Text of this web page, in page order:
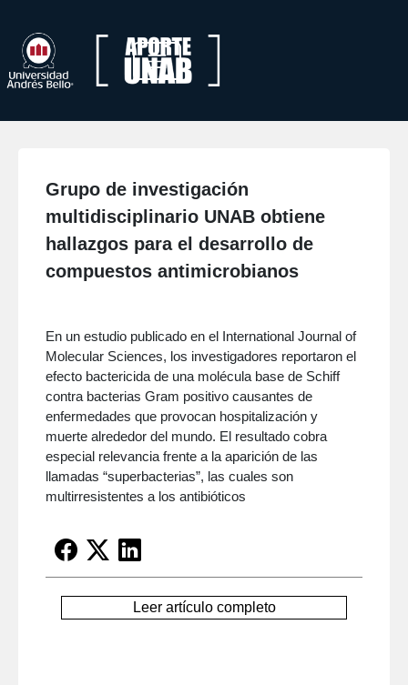
Grupo de investigación
multidisciplinario UNAB obtiene
hallazgos para el desarrollo de
compuestos antimicrobianos
En un estudio publicado en el International Journal of
Molecular Sciences, los investigadores reportaron el
efecto bactericida de una molécula base de Schiff
contra bacterias Gram positivo causantes de
enfermedades que provocan hospitalización y
muerte alrededor del mundo. El resultado cobra
especial relevancia frente a la aparición de las
llamadas “superbacterias”, las cuales son
multirresistentes a los antibióticos
Leer artículo completo